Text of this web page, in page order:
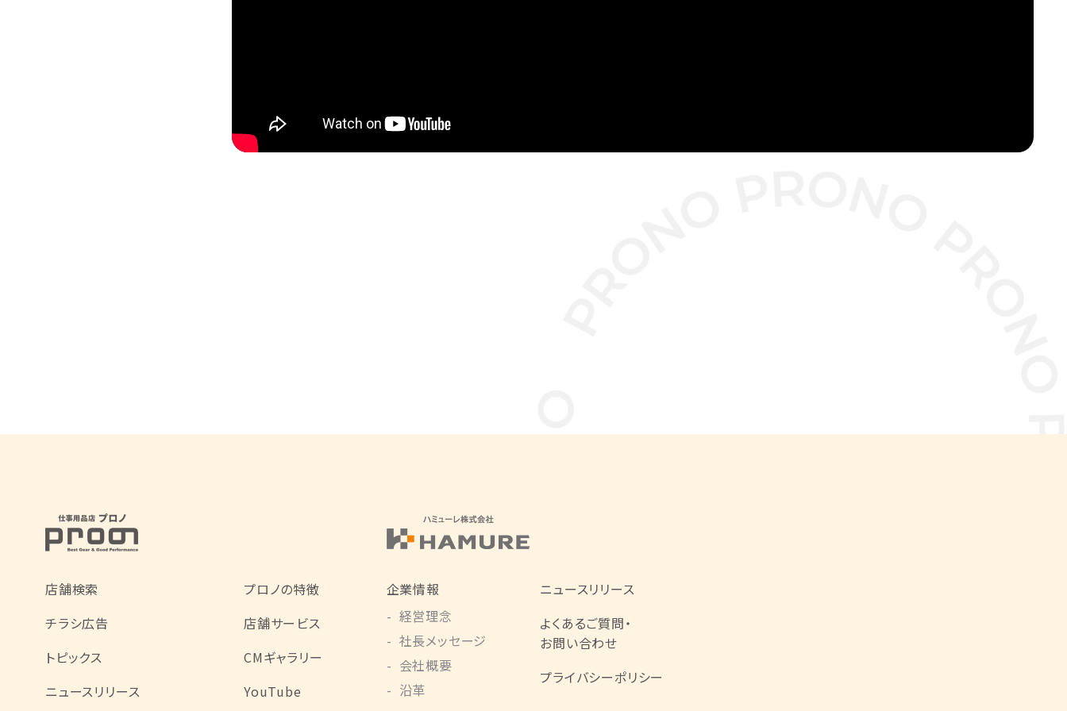
店舗検索
チラシ広告
トピックス
ニュースリリース
プロノの特徴
店舗サービス
CMギャラリー
YouTube
企業情報
経営理念
社長メッセージ
会社概要
沿革
ニュースリリース
よくあるご質問・
お問い合わせ
プライバシーポリシー